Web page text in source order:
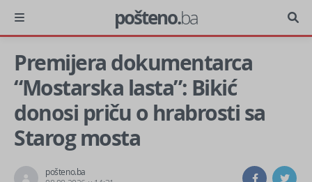
pošteno.ba
Premijera dokumentarca
“Mostarska lasta”: Bikić
donosi priču o hrabrosti sa
Starog mosta
pošteno.ba